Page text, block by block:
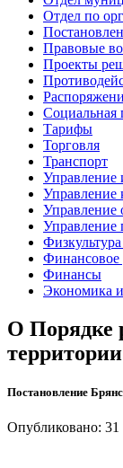
Отдел по
Правовые
Проекты
Социальная
Тарифы
Торговля
Транспорт
Управление
Управление
Управление
Управление
Финансовое
Финансы
Экономика
О Порядке
Постановление
Опубликовано: 31